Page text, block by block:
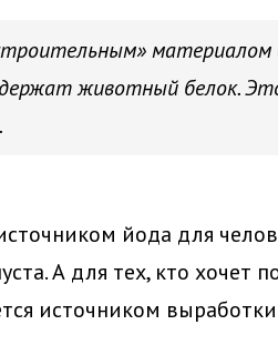
материалом
животный белок.
йода для
А для тех, кто хочет
источником